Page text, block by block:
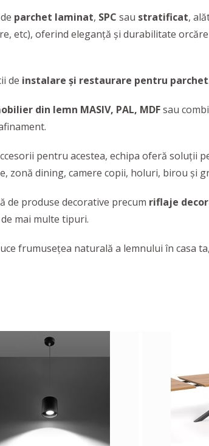
parchet laminat, SPC sau stratificat,
etc), oferind eleganţă şi durabilitate
de instalare şi restaurare pentru parchet.
din lemn MASIV, PAL, MDFsau
pentru acestea, echipa oferă soluţii
zonă dining, camere copii, holuri, birou şi
de produse decorative precum riflaje
de mai multe tipuri.
frumuseţea naturală a lemnului în casa